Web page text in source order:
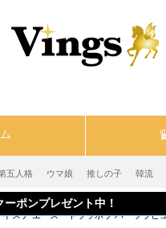
五人格 ウマ娘 推しの子 韓流
ポンプレゼント中！